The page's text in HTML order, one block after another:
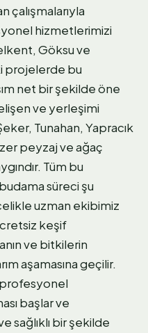
çalışmalarıyla
hizmetlerimizi
Göksu ve
projelerde bu
net bir şekilde öne
ve yerleşimi
Tunahan, Yapracık
peyzaj ve ağaç
Tüm bu
süreci şu
uzman ekibimiz
keşif
ve bitkilerin
aşamasına geçilir.
başlar ve
sağlıklı bir şekilde